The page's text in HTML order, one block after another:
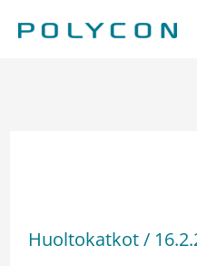
Huoltokatkot/